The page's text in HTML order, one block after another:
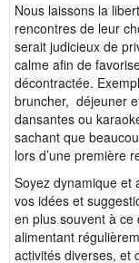
Nous laissons la
rencontres de leur
serait judicieux de
calme afin de
décontractée.
bruncher, déjeuner
dansantes ou
sachant que
lors d’une première
Soyez dynamique et
vos idées et
en plus souvent à
alimentant
activités diverses, et